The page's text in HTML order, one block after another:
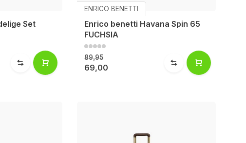
Set
ENRICO BENETTI
Enrico benetti Havana Spin 65
FUCHSIA
89,95
69,00